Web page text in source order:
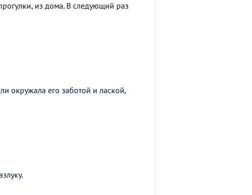
из дома. В следующий раз
окружала его заботой и лаской,